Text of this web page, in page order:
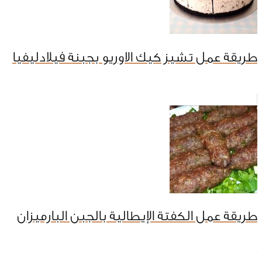
طريقة عمل تشيز كيك الاوريو بجبنة فيلادليفيا
طريقة عمل الكفتة الإيطالية بالجبن البارميزان